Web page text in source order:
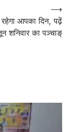
आपका दिन, पढ़ें
शनिवार का पञ्चाङ्
⟶